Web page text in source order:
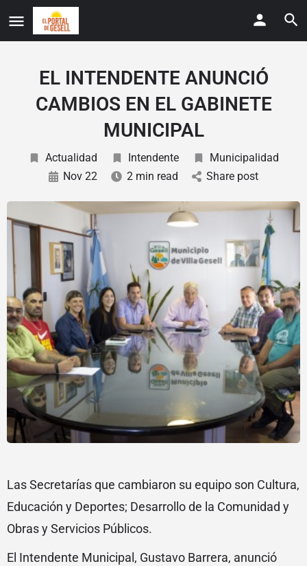
EL INTENDENTE ANUNCIÓ
CAMBIOS EN EL GABINETE
MUNICIPAL
Actualidad Intendente
Municipalidad
Nov 22
2 min read Share post
Las Secretarías que cambiaron su equipo son Cultura,
Educación y Deportes; Desarrollo de la Comunidad y
Obras y Servicios Públicos.
El Intendente Municipal, Gustavo Barrera, anunció